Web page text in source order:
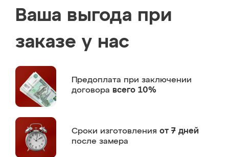
Ваша выгода при
заказе у нас
Предоплата при заключении
договора всего 10%
Сроки изготовления от 7 дней
после замера